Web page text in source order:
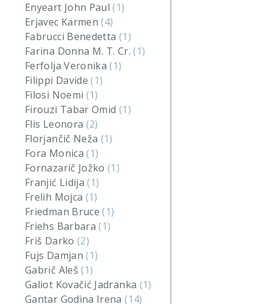
Enyeart John Paul(1)
Erjavec Karmen(4)
Fabrucci Benedetta (1)
Farina Donna M. T. Cr.(1)
Ferfolja Veronika(1)
Filippi Davide(1)
Filosi Noemi (1)
Firouzi Tabar Omid (1)
Flis Leonora (2)
Florjančič Neža (1)
Fora Monica(1)
Fornazarič Jožko(1)
Franjić Lidija(1)
Frelih Mojca (1)
Friedman Bruce(1)
Friehs Barbara(1)
Friš Darko (2)
Fujs Damjan(1)
Gabrič Aleš(1)
Galiot Kovačić Jadranka (1)
Gantar Godina Irena(14)